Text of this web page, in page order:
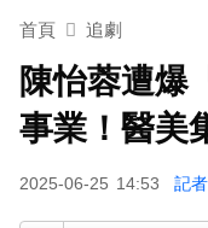
首頁 追劇
陳怡蓉遭爆
事業！醫美
2025-06-25 14:53 記